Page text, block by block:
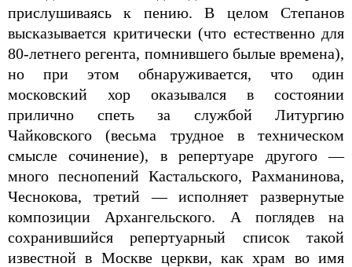
прислушиваясь к пению. В целом Степанов
высказывается критически (что естественно для
80-летнего регента, помнившего былые времена),
но при этом обнаруживается, что один
московский хор оказывался в состоянии
прилично спеть за службой Литургию
Чайковского (весьма трудное в техническом
смысле сочинение), в репертуаре другого —
много песнопений Кастальского, Рахманинова,
Чеснокова, третий — исполняет развернутые
композиции Архангельского. А поглядев на
сохранившийся репертуарный список такой
известной в Москве церкви, как храм во имя